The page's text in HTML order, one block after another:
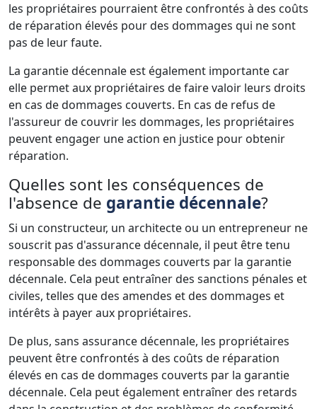
les propriétaires pourraient être confrontés à des coûts
de réparation élevés pour des dommages qui ne sont
pas de leur faute.
La garantie décennale est également importante car
elle permet aux propriétaires de faire valoir leurs droits
en cas de dommages couverts. En cas de refus de
l'assureur de couvrir les dommages, les propriétaires
peuvent engager une action en justice pour obtenir
réparation.
Quelles sont les conséquences de
l'absence de garantie décennale?
Si un constructeur, un architecte ou un entrepreneur ne
souscrit pas d'assurance décennale, il peut être tenu
responsable des dommages couverts par la garantie
décennale. Cela peut entraîner des sanctions pénales et
civiles, telles que des amendes et des dommages et
intérêts à payer aux propriétaires.
De plus, sans assurance décennale, les propriétaires
peuvent être confrontés à des coûts de réparation
élevés en cas de dommages couverts par la garantie
décennale. Cela peut également entraîner des retards